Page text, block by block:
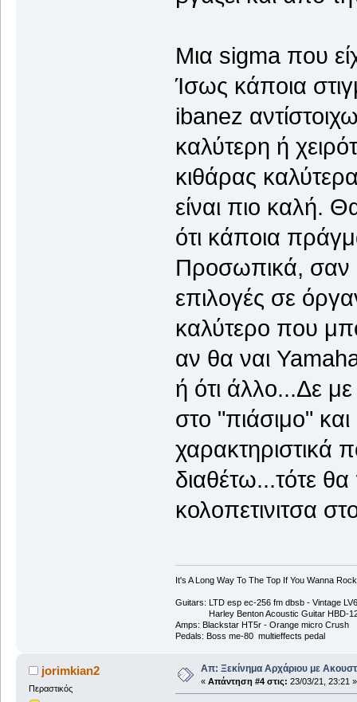
Μια sigma που
Ίσως κάποια
ibanez
καλύτερη ή
κιθάρας
είναι πιο καλή.
ότι κάποια
Προσωπικά, σαν
επιλογές σε
καλύτερο που
αν θα ναι
ή ότι άλλο...Δε
στο "πιάσιμο"
διαθέτω...τότε
κολοπετινιτσα
It's A Long Way To The Top If You Wanna
Guitars: LTD esp ec-256 fm dbsb - Vintage
Harley Benton Acoustic Guitar HBD-
Amps: Blackstar HT5r - Orange micro Crush
Pedals: Boss me-80 multieffects pedal
jorimkian2
Περαστικός
Απ: Ξεκίνημα Αρχάριου με
« Απάντηση #4 στις: 23/03/21, 23:21 »